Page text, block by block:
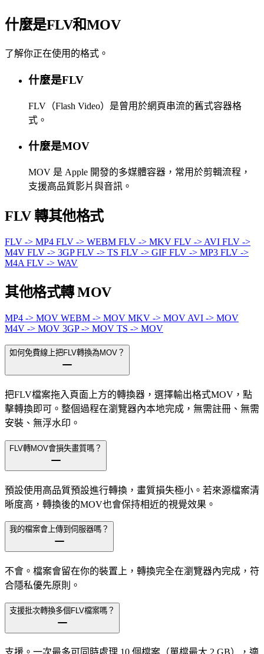
什麼是FLV和MOV
了解你正在使用的格式。
什麼是FLV
FLV（Flash Video）是曾用於網頁串流的舊式容器格
式。
什麼是MOV
MOV 是 Apple 開發的多媒體容器，常用於剪輯流程，
支援高品質影片與音訊。
FLV 轉其他格式
FLV -> MP4 FLV -> WEBM FLV -> MKV FLV -> AVI FLV ->
M4V FLV -> 3GPFLV -> TS FLV -> GIF FLV -> MP3 FLV ->
M4A FLV -> WAV
其他格式轉 MOV
MP4 -> MOV WEBM -> MOV MKV -> MOV AVI -> MOV
M4V -> MOV 3GP -> MOV TS -> MOV
如何免費線上把FLV轉換為MOV？
把FLV檔案拖入頁面上方的轉換器，選擇輸出格式MOV，點
擊轉換即可。整個過程在瀏覽器內本地完成，無需註冊、無需
安裝、無浮水印。
FLV轉MOV會損失畫質嗎？
預設使用高品質預設進行轉換，畫質損失極小。若來源檔案清
晰度高，轉換後的MOV也會保持相近的視覺效果。
我的檔案會上傳到伺服器嗎？
不會。檔案會留在你的裝置上，轉換完全在瀏覽器內完成，符
合隱私優先原則。
支援批次轉換多個FLV檔案嗎？